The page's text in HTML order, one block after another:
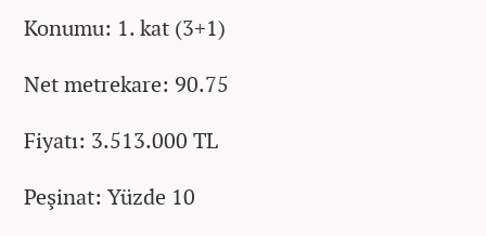
Konumu: 1. kat (3+1)
Net metrekare: 90.75
Fiyatı: 3.513.000 TL
Peşinat: Yüzde 10